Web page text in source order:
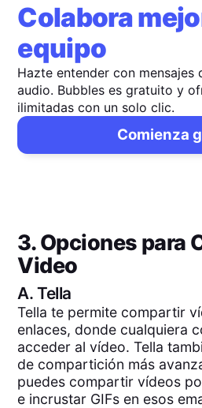
Colabora
equipo
Hazte entender con mensajes
audio. Bubbles es gratuito y
ilimitadas con un solo clic.
Comienza
3. Opciones para
Video
A.Tella
Tella te permite compartir
enlaces, donde cualquiera
acceder al vídeo. Tella
de compartición más
puedes compartir vídeos
e incrustar GIFs en esos